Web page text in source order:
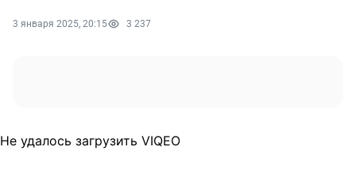
3 января 2025, 20:15 3 237
Не удалось загрузить VIQEO